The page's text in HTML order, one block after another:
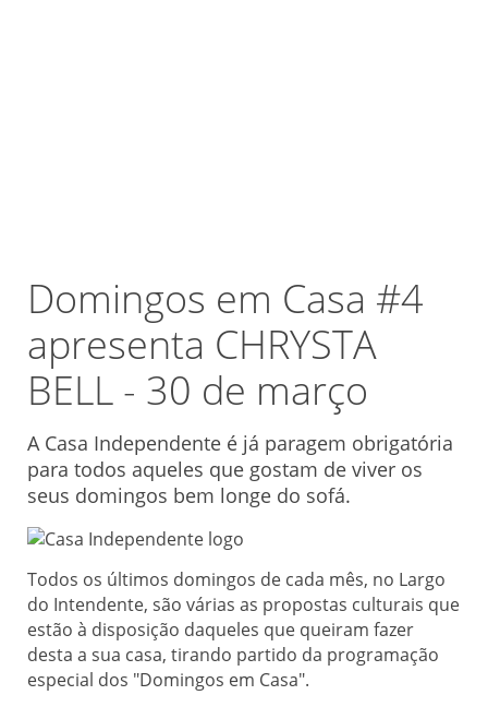
Domingos em Casa #4
apresenta CHRYSTA
BELL - 30 de março
A Casa Independente é já paragem obrigatória
para todos aqueles que gostam de viver os
seus domingos bem longe do sofá.
Todos os últimos domingos de cada mês, no Largo
do Intendente, são várias as propostas culturais que
estão à disposição daqueles que queiram fazer
desta a sua casa, tirando partido da programação
especial dos "Domingos em Casa".